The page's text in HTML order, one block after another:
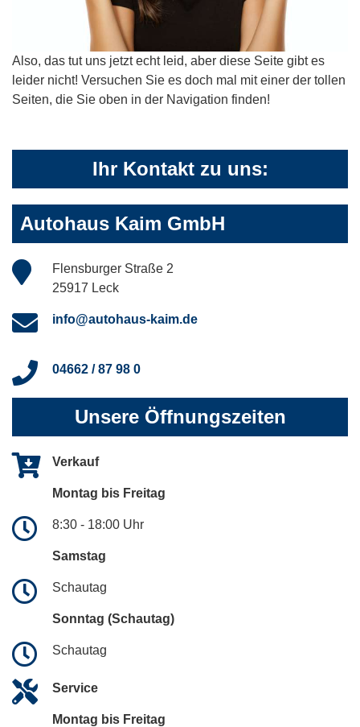
Also, das tut uns jetzt echt leid, aber diese Seite gibt es
leider nicht! Versuchen Sie es doch mal mit einer der tollen
Seiten, die Sie oben in der Navigation finden!
Ihr Kontakt zu uns:
Autohaus Kaim GmbH
Flensburger Straße 2
25917 Leck
info@autohaus-kaim.de
04662 / 87 98 0
Unsere Öffnungszeiten
Verkauf
Montag bis Freitag
8:30 - 18:00 Uhr
Samstag
Schautag
Sonntag (Schautag)
Schautag
Service
Montag bis Freitag